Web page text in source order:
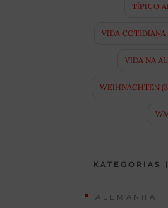
TÍPICO
VIDA COTIDIANA
VIDA NA
WEIHNACHTEN
KATEGORIAS
ALEMANHA |